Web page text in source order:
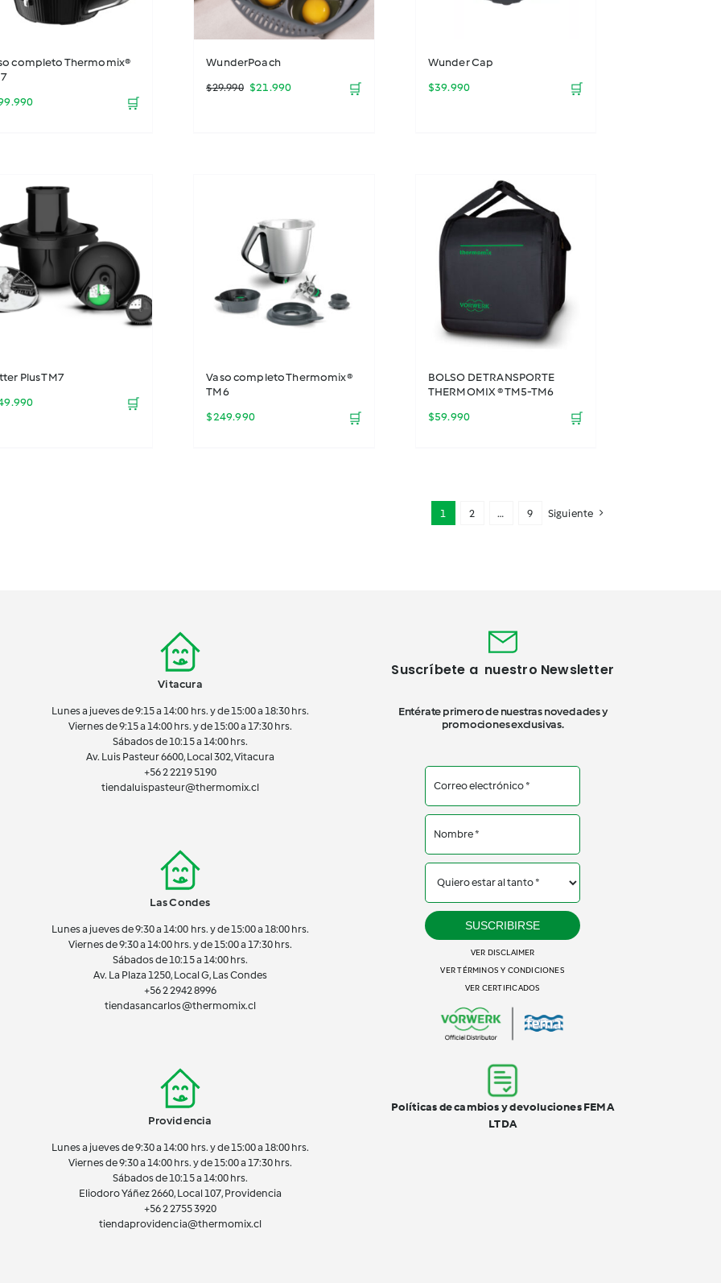
completo Thermomix®
🛒
WunderPoach
$29.990 El
$21.990El 🛒
Wunder Cap
$39.990 🛒
Plus TM7
🛒
Vaso completo Thermomix®
TM6
$249.990 🛒
BOLSO DE TRANSPORTE
THERMOMIX ® TM5-TM6
$59.990 🛒
1 2 … 9 Siguiente
Vitacura
Lunes a jueves de 9:15 a 14:00 hrs. y de 15:00 a 18:30 hrs.
Viernes de 9:15 a 14:00 hrs. y de 15:00 a 17:30 hrs.
Sábados de 10:15 a 14:00 hrs.
Av. Luis Pasteur 6600, Local 302, Vitacura
+56 2 2219 5190
tiendaluispasteur@thermomix.cl
Las Condes
Lunes a jueves de 9:30 a 14:00 hrs. y de 15:00 a 18:00 hrs.
Viernes de 9:30 a 14:00 hrs. y de 15:00 a 17:30 hrs.
Sábados de 10:15 a 14:00 hrs.
Av. La Plaza 1250, Local G, Las Condes
+56 2 2942 8996
tiendasancarlos@thermomix.cl
Providencia
Lunes a jueves de 9:30 a 14:00 hrs. y de 15:00 a 18:00 hrs.
Viernes de 9:30 a 14:00 hrs. y de 15:00 a 17:30 hrs.
Sábados de 10:15 a 14:00 hrs.
Eliodoro Yáñez 2660, Local 107, Providencia
+56 2 2755 3920
tiendaprovidencia@thermomix.cl
Suscríbete a nuestro Newsletter
Entérate primero de nuestras novedades y
promociones exclusivas.
SUSCRIBIRSE
VER DISCLAIMER
VER TÉRMINOS Y CONDICIONES
VER CERTIFICADOS
Políticas de cambios y devoluciones FEMA
LTDA